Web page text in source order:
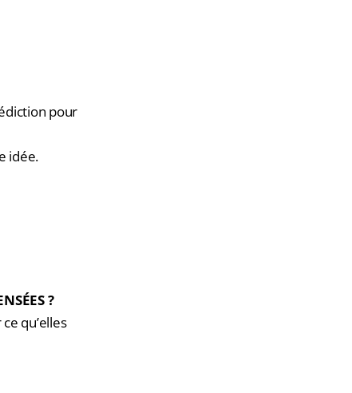
pour
idée.
?
qu’elles